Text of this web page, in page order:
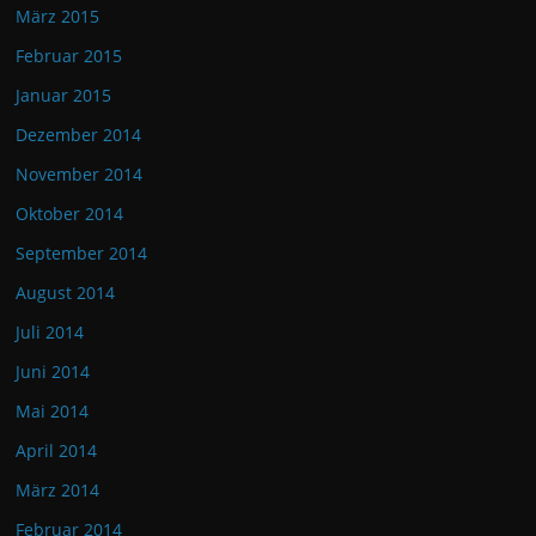
März 2015
Februar 2015
Januar 2015
Dezember 2014
November 2014
Oktober 2014
September 2014
August 2014
Juli 2014
Juni 2014
Mai 2014
April 2014
März 2014
Februar 2014